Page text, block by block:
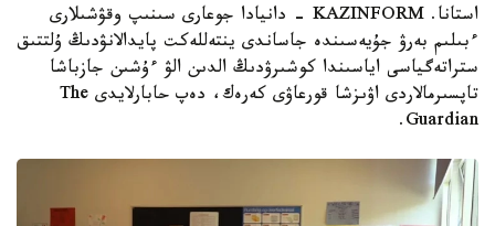
استانا. KAZINFORM - دانيادا جوعارى سىنىپ وقۋشىلارى
ءبىلىم بەرۋ جۇيەسىندە جاساندى ينتەللەكت پايدالانۋدىڭ ۇلتتىق
ستراتەگياسى اياسىندا كوشىرۋدىڭ الدىن الۋ ءۇشىن جازباشا
تاپسىرمالاردى اۋىزشا قورعاۋى كەرەك، دەپ حابارلايدى The
Guardian.